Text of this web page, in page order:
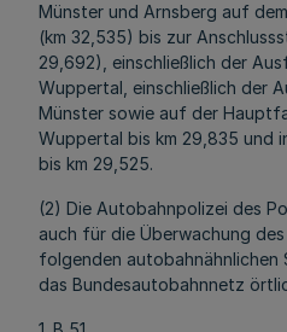
Münster und Arnsberg auf
(km 32,535) bis zur
29,692), einschließlich der
Wuppertal, einschließlich der
Münster sowie auf der
Wuppertal bis km 29,835 und
bis km 29,525.
(2) Die Autobahnpolizei des
auch für die Überwachung
folgenden autobahnähnlichen
das Bundesautobahnnetz